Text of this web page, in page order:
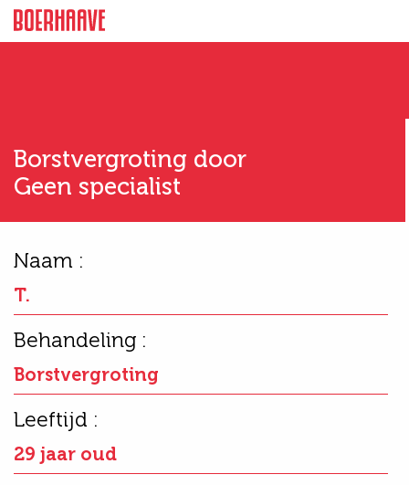
Borstvergroting door
Geen specialist
Naam :
T.
Behandeling :
Borstvergroting
Leeftijd :
29 jaar oud